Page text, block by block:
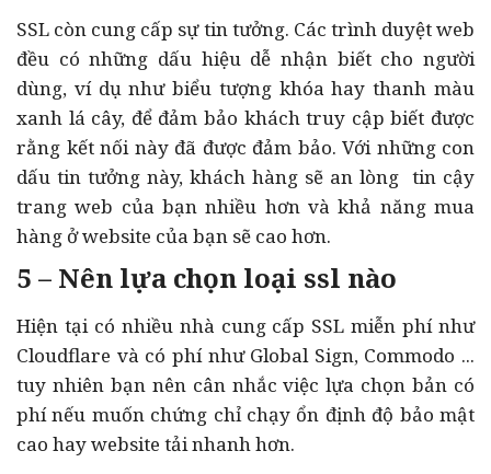
SSL còn cung cấp sự tin tưởng. Các trình duyệt web
đều có những dấu hiệu dễ nhận biết cho người
dùng, ví dụ như biểu tượng khóa hay thanh màu
xanh lá cây, để đảm bảo khách truy cập biết được
rằng kết nối này đã được đảm bảo. Với những con
dấu tin tưởng này, khách hàng sẽ an lòng tin cậy
trang web của bạn nhiều hơn và khả năng mua
hàng ở website của bạn sẽ cao hơn.
5 – Nên lựa chọn loại ssl nào
Hiện tại có nhiều nhà cung cấp SSL miễn phí như
Cloudflare và có phí như Global Sign, Commodo ...
tuy nhiên bạn nên cân nhắc việc lựa chọn bản có
phí nếu muốn chứng chỉ chạy ổn định độ bảo mật
cao hay website tải nhanh hơn.